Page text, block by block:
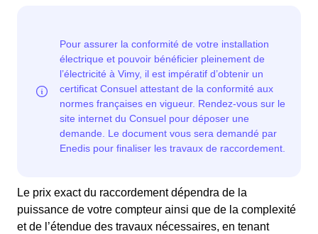
Le prix exact du raccordement dépendra de la
puissance de votre compteur ainsi que de la complexité
et de l’étendue des travaux nécessaires, en tenant